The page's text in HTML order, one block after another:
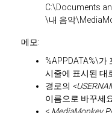
C:\Documents
\내 음악
메모:
%APPDATA%\가
시줄에 표시된 대
경로의
이름으로 바꾸세